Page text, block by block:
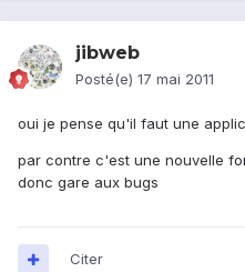
jibweb
Posté(e) 17 mai 2011
oui je pense qu'il faut une
par contre c'est une nouvelle
donc gare aux bugs
Citer